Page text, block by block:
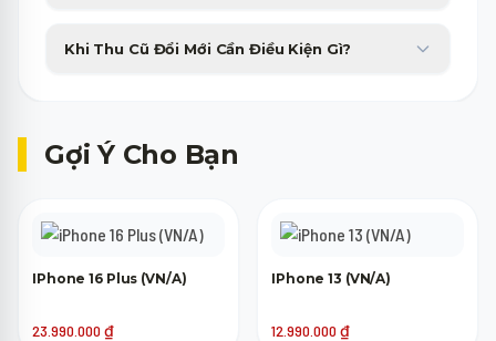
Sản phẩm bị lỗi phần cứng từ nhà sản xuất sẽ được đổi máy mới
tương đương trong 30 ngày đầu tiên không tốn phí.
Khi Thu Cũ Đổi Mới Cần Điều Kiện Gì?
Gợi Ý Cho Bạn
IPhone 16 Plus (VN/A)
23.990.000 ₫
IPhone 13 (VN/A)
12.990.000 ₫